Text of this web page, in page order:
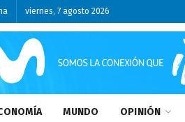
viernes, 7 agosto 2026
MUNDO OPINIÓN